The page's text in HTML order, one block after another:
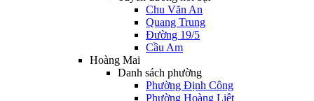
Chu Văn An
Quang Trung
Đường 19/5
Cầu Am
Hoàng Mai
Danh sách phường
Phường Định Công
Phường Hoàng Liệt